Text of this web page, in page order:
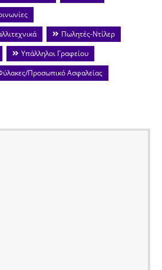
Πωλητές-Ντίλερ
Υπάλληλοι Γραφείου
Προσωπικό Ασφαλείας